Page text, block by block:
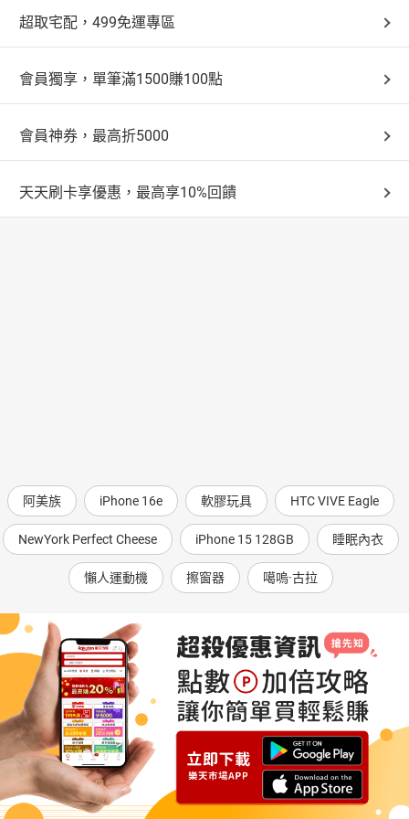
超取宅配，499免運專區
會員獨享，單筆滿1500賺100點
會員神券，最高折5000
天天刷卡享優惠，最高享10%回饋
阿美族 iPhone 16e 軟膠玩具 HTC VIVE Eagle
NewYork Perfect Cheese iPhone 15 128GB 睡眠內衣
懶人運動機 擦窗器 噶嗚·古拉